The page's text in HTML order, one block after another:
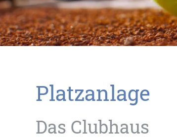
Platzanlage
Das Clubhaus